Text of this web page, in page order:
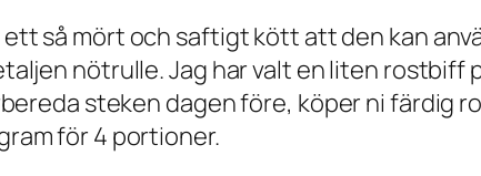
så mört och saftigt kött att den kan
nötrulle. Jag har valt en liten rostbiff
steken dagen före, köper ni färdig
för 4 portioner.